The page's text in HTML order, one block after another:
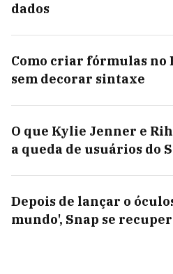
dados
Como criar fórmulas no
sem decorar sintaxe
O que Kylie Jenner e
a queda de usuários do
Depois de lançar o
mundo', Snap se